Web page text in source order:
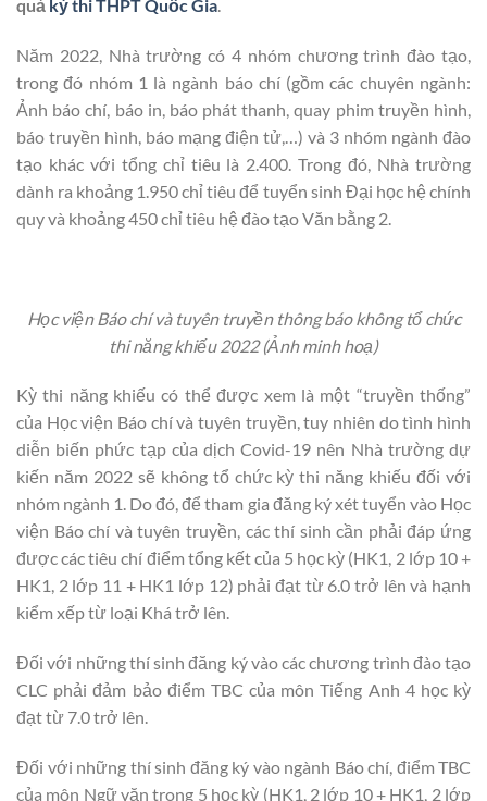
quả kỳ thi THPT Quốc Gia.
Năm 2022, Nhà trường có 4 nhóm chương trình đào tạo,
trong đó nhóm 1 là ngành báo chí (gồm các chuyên ngành:
Ảnh báo chí, báo in, báo phát thanh, quay phim truyền hình,
báo truyền hình, báo mạng điện tử,…) và 3 nhóm ngành đào
tạo khác với tổng chỉ tiêu là 2.400. Trong đó, Nhà trường
dành ra khoảng 1.950 chỉ tiêu để tuyển sinh Đại học hệ chính
quy và khoảng 450 chỉ tiêu hệ đào tạo Văn bằng 2.
Học viện Báo chí và tuyên truyền thông báo không tổ chức
thi năng khiếu 2022 (Ảnh minh hoạ)
Kỳ thi năng khiếu có thể được xem là một “truyền thống”
của Học viện Báo chí và tuyên truyền, tuy nhiên do tình hình
diễn biến phức tạp của dịch Covid-19 nên Nhà trường dự
kiến năm 2022 sẽ không tổ chức kỳ thi năng khiếu đối với
nhóm ngành 1. Do đó, để tham gia đăng ký xét tuyển vào Học
viện Báo chí và tuyên truyền, các thí sinh cần phải đáp ứng
được các tiêu chí điểm tổng kết của 5 học kỳ (HK1, 2 lớp 10 +
HK1, 2 lớp 11 + HK1 lớp 12) phải đạt từ 6.0 trở lên và hạnh
kiểm xếp từ loại Khá trở lên.
Đối với những thí sinh đăng ký vào các chương trình đào tạo
CLC phải đảm bảo điểm TBC của môn Tiếng Anh 4 học kỳ
đạt từ 7.0 trở lên.
Đối với những thí sinh đăng ký vào ngành Báo chí, điểm TBC
của môn Ngữ văn trong 5 học kỳ (HK1, 2 lớp 10 + HK1, 2 lớp